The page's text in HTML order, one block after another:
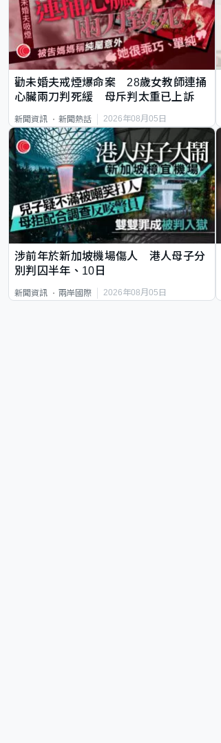
勸未婚夫戒煙爆命案 28歲女教師連捅
心臟兩刀判死緩 母斥判太重已上訴
新聞資訊 新聞熱話 2026年08月05日
涉前年於新加坡機場傷人 港人母子分
別判囚半年、10日
新聞資訊 兩岸國際 2026年08月05日